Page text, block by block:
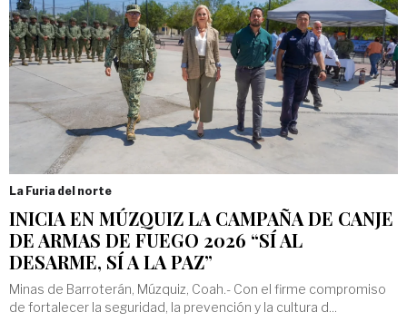
La Furia del norte
INICIA EN MÚZQUIZ LA CAMPAÑA DE CANJE
DE ARMAS DE FUEGO 2026 “SÍ AL
DESARME, SÍ A LA PAZ”
Minas de Barroterán, Múzquiz, Coah.- Con el firme compromiso
de fortalecer la seguridad, la prevención y la cultura d...